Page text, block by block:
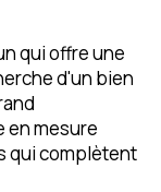
qui offre une
d'un bien
en mesure
qui complètent